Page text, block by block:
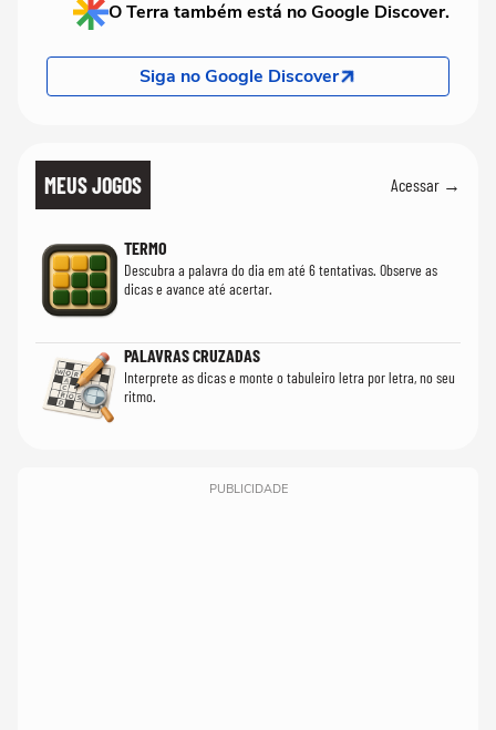
O Terra também está no Google Discover.
Siga no Google Discover
MEUS JOGOS Acessar →
TERMO
Descubra a palavra do dia em até 6 tentativas. Observe as
dicas e avance até acertar.
PALAVRAS CRUZADAS
Interprete as dicas e monte o tabuleiro letra por letra, no seu
ritmo.
PUBLICIDADE